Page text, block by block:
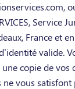
Service
France et
valide.
copie de vos
vous satisfont